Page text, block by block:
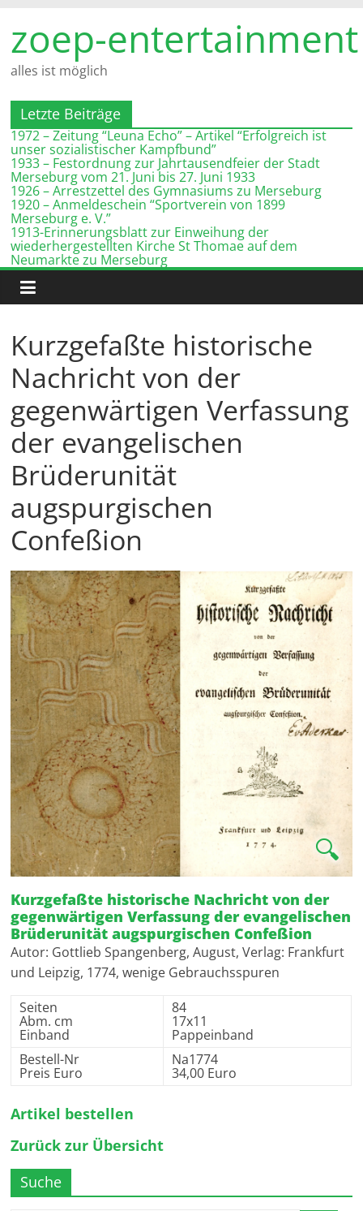
Inhalt
springen
zoep-entertainment
alles ist möglich
Letzte Beiträge
1972 – Zeitung “Leuna Echo” – Artikel “Erfolgreich ist
unser sozialistischer Kampfbund”
1933 – Festordnung zur Jahrtausendfeier der Stadt
Merseburg vom 21. Juni bis 27. Juni 1933
1926 – Arrestzettel des Gymnasiums zu Merseburg
1920 – Anmeldeschein “Sportverein von 1899
Merseburg e. V.”
1913-Erinnerungsblatt zur Einweihung der
wiederhergestellten Kirche St Thomae auf dem
Neumarkte zu Merseburg
Kurzgefaßte historische
Nachricht von der
gegenwärtigen Verfassung
der evangelischen
Brüderunität
augspurgischen
Confeßion
🔍
Kurzgefaßte historische Nachricht von der
gegenwärtigen Verfassung der evangelischen
Brüderunität augspurgischen Confeßion
Autor: Gottlieb Spangenberg, August, Verlag: Frankfurt
und Leipzig, 1774, wenige Gebrauchsspuren
Seiten
Abm. cm
Einband
84
17x11
Pappeinband
Bestell-Nr
Preis Euro
Na1774
34,00 Euro
Artikel bestellen
Zurück zur Übersicht
Suche